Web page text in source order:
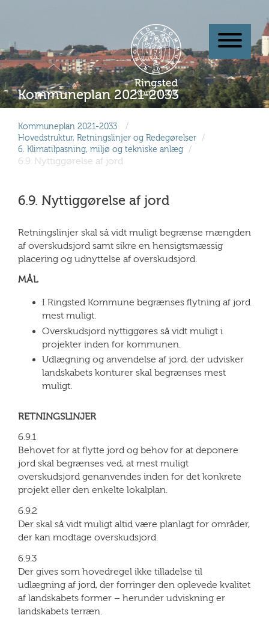
Kommuneplan 2021-2033
/
Hovedstruktur, Retningslinjer og Redegørelser /
6. Klimatilpasning, miljø og tekniske anlæg /
6.9. Nyttiggørelse af jord
6.9. Nyttiggørelse af jord
Retningslinjer skal så vidt muligt begrænse mængden
af overskudsjord samt sikre en hensigtsmæssig
placering og udnyttelse af overskudsjord.
MÅL
I Ringsted Kommune begrænses flytning af jord
mest muligt.
Overskudsjord nyttiggøres så vidt muligt i
projekter inden for kommunen.
Udlægning og anvendelse af jord, der udvisker
landskabets konturer skal begrænses mest
muligt.
RETNINGSLINJER
6.9.1
Behovet for at flytte jord og behov for at deponere
jord skal begrænses ved, at mest muligt
overskudsjord genanvendes inden for det konkrete
projekt eller den enkelte lokalplan.
6.9.2
Der skal så vidt muligt altid være planlagt for områder,
der kan modtage overskudsjord.
6.9.3
Der gives som hovedregel ikke tilladelse til
udlægning af jord, der forringer den oplevede kvalitet
af landskabets former – herunder udviskning er
landskabets terræn.